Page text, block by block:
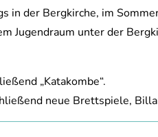
in der Bergkirche, im
Jugendraum unter der
„Katakombe“.
neue Brettspiele,